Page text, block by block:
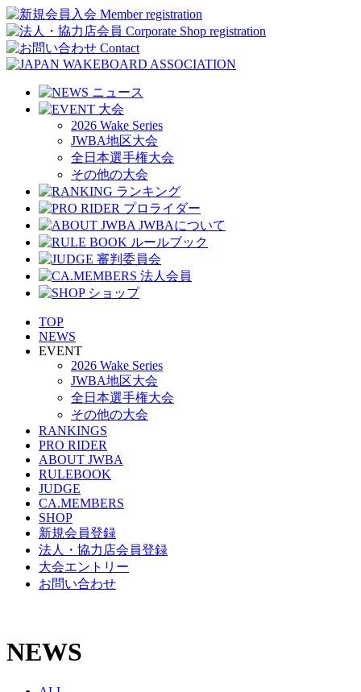
2026 Wake Series
JWBA地区大会
全日本選手権大会
その他の大会
TOP
NEWS
EVENT
2026 Wake Series
JWBA地区大会
全日本選手権大会
その他の大会
RANKINGS
PRO RIDER
ABOUT JWBA
RULEBOOK
JUDGE
CA.MEMBERS
SHOP
新規会員登録
法人・協力店会員登録
大会エントリー
お問い合わせ
NEWS